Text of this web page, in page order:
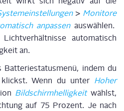
> Moni­to­re
anpas­senaus­wäh­len.
auto­ma­tisch
an.
Bat­te­rie­sta­tus­me­nü, indem du
Wenn du unter Hoher
Bild­schirmhel­lig­keitwählst,
auf 75 Pro­zent. Je nach